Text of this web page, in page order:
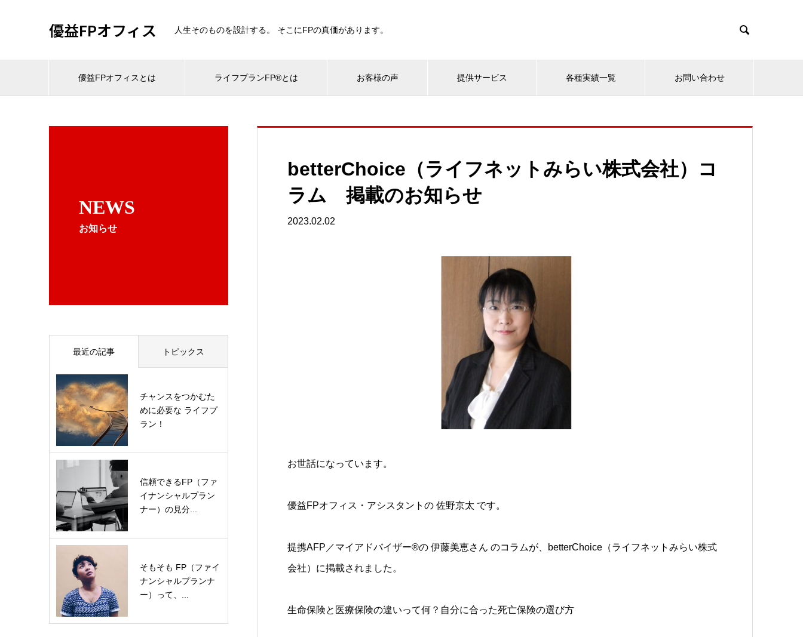
優益FPオフィス 人生そのものを設計する。 そこにFPの真価があります。 
優益FPオフィスとは ライフプランFP®とは お客様の声 提供サービス 各種実績一覧 お問い合わせ
NEWS
お知らせ
betterChoice（ライフネットみらい株式会社）コ
ラム 掲載のお知らせ
2023.02.02
お世話になっています。
優益FPオフィス・アシスタントの 佐野京太 です。
提携AFP ／マイアドバイザー®︎の 伊藤美恵さん のコラムが、 betterChoice（ライフネットみらい株式
会社）に掲載されました。
生命保険と医療保険の違いって何？自分に合った死亡保険の選び方
最近の記事 トピックス
チャンスをつかむた
めに必要な ライフプ
ラン！
信頼できるFP（ファ
イナンシャルプラン
ナー）の見分...
そもそも FP（ファイ
ナンシャルプランナ
ー）って、...